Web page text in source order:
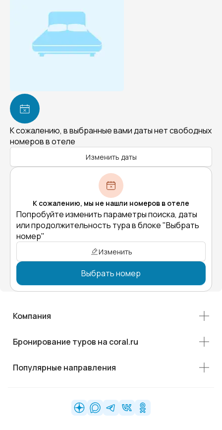
К сожалению, в выбранные вами даты нет свободных
номеров в отеле
Изменить даты
К сожалению, мы не нашли номеров в отеле
Попробуйте изменить параметры поиска, даты
или продолжительность тура в блоке "Выбрать
номер"
Изменить
Выбрать номер
Компания
Бронирование туров на coral.ru
Популярные направления